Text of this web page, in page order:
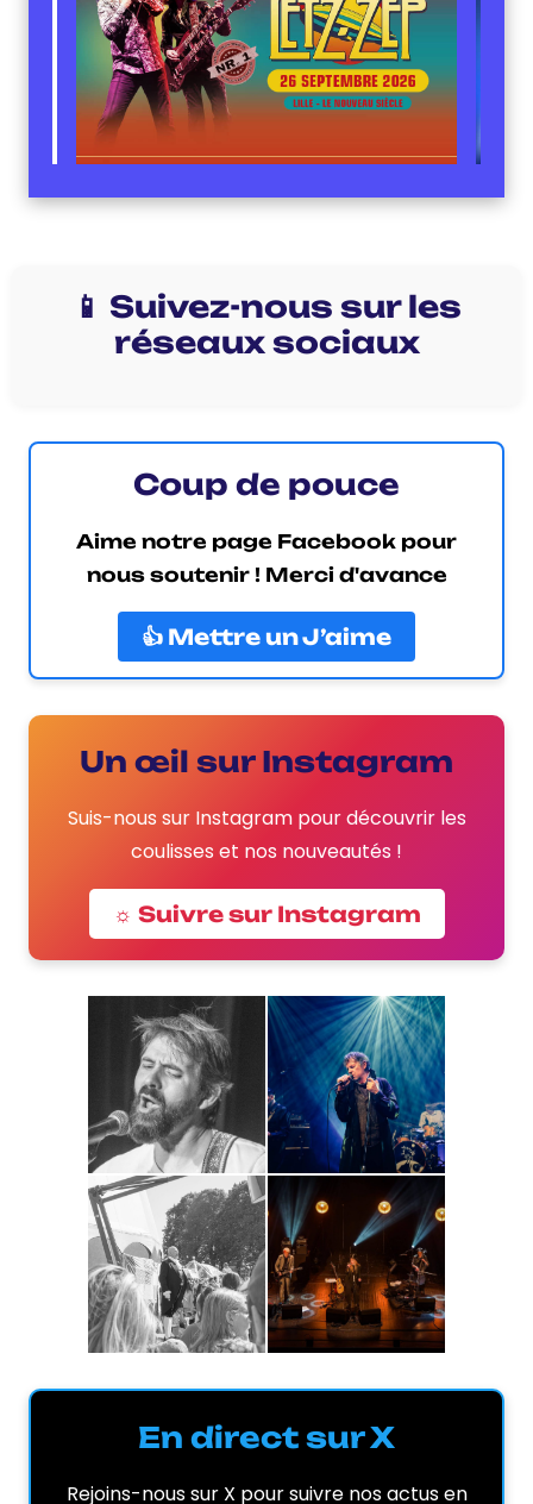
📱 Suivez-nous sur les
réseaux sociaux
Coup de pouce
Aime notre page Facebook pour
nous soutenir ! Merci d'avance
👍 Mettre un J’aime
Un œil sur Instagram
Suis-nous sur Instagram pour découvrir les
coulisses et nos nouveautés !
☼ Suivre sur Instagram
En direct sur X
Rejoins-nous sur X pour suivre nos actus en